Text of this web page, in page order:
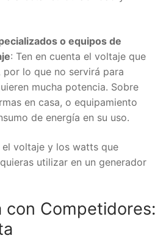
o equipos de
: Ten en cuenta el voltaje que
lo que no servirá para
mucha potencia. Sobre
en casa, o equipamiento
de energía en su uso.
el voltaje y los watts que
utilizar en un generador
con Competidores: